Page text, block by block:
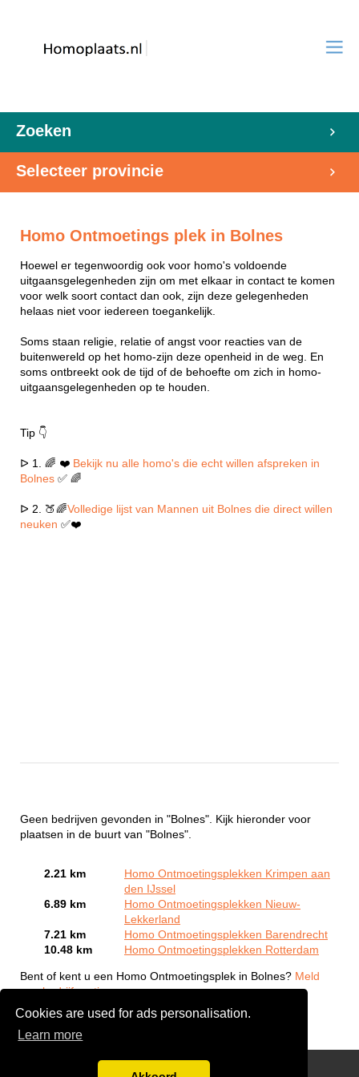
Cookies are used for ads personalisation.
Learn more
Zoeken
Selecteer provincie
Homo Ontmoetings plek in Bolnes
Hoewel er tegenwoordig ook voor homo's voldoende
uitgaansgelegenheden zijn om met elkaar in contact te komen
voor welk soort contact dan ook, zijn deze gelegenheden
helaas niet voor iedereen toegankelijk.
Soms staan religie, relatie of angst voor reacties van de
buitenwereld op het homo-zijn deze openheid in de weg. En
soms ontbreekt ook de tijd of de behoefte om zich in homo-
uitgaansgelegenheden op te houden.
Tip 👇
ᐅ 1. 🌈 ❤️ Bekijk nu alle homo's die echt willen afspreken in
Bolnes ✅ 🌈
ᐅ 2. 🍑🌈Volledige lijst van Mannen uit Bolnes die direct willen
neuken ✅❤️
Geen bedrijven gevonden in "Bolnes". Kijk hieronder voor
plaatsen in de buurt van "Bolnes".
2.21 km
Homo Ontmoetingsplekken Krimpen aan
den IJssel
6.89 km
Homo Ontmoetingsplekken Nieuw-
Lekkerland
7.21 km
Homo Ontmoetingsplekken Barendrecht
10.48 km
Homo Ontmoetingsplekken Rotterdam
Bent of kent u een Homo Ontmoetingsplek in Bolnes? Meld
een bedrijf gratis aan